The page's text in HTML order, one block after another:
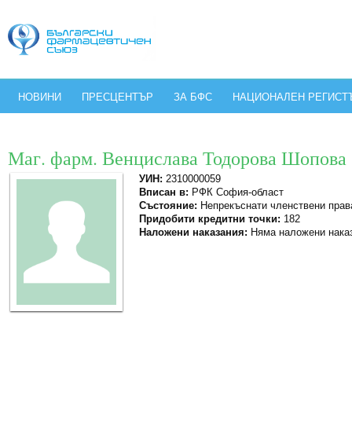
НОВИНИ ПРЕСЦЕНТЪР ЗА БФС НАЦИОНАЛЕН
Маг. фарм. Венцислава Тодорова Шопова
УИН: 2310000059
Вписан в: РФК София-област
Състояние: Непрекъснати членствени
Придобити кредитни точки: 182
Наложени наказания: Няма наложени